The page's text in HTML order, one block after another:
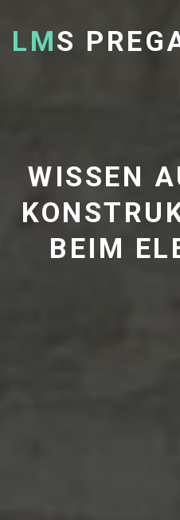
LMS
WISSEN
BEIM